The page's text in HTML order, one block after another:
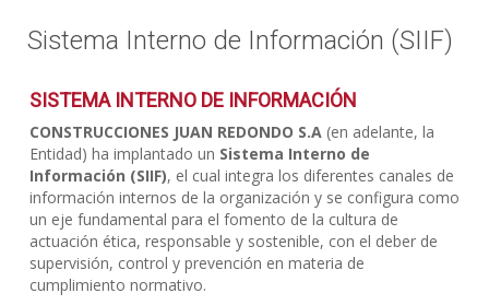
Sistema Interno de Información (SIIF)
SISTEMA INTERNO DE INFORMACIÓN
CONSTRUCCIONES JUAN REDONDO S.A (en adelante, la
Entidad) ha implantado un Sistema Interno de
Información (SIIF), el cual integra los diferentes canales de
información internos de la organización y se configura como
un eje fundamental para el fomento de la cultura de
actuación ética, responsable y sostenible, con el deber de
supervisión, control y prevención en materia de
cumplimiento normativo.